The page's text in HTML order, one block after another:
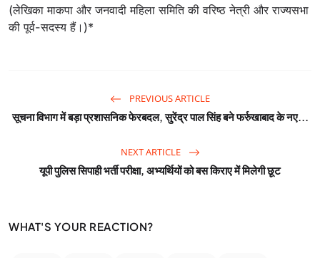
(लेखिका माकपा और जनवादी महिला समिति की वरिष्ठ नेत्री और राज्यसभा
की पूर्व-सदस्य हैं।)*
PREVIOUS ARTICLE
सूचना विभाग में बड़ा प्रशासनिक फेरबदल, सुरेंद्र पाल सिंह बने फर्रुखाबाद के नए...
NEXT ARTICLE
यूपी पुलिस सिपाही भर्ती परीक्षा, अभ्यर्थियों को बस किराए में मिलेगी छूट
WHAT'S YOUR REACTION?